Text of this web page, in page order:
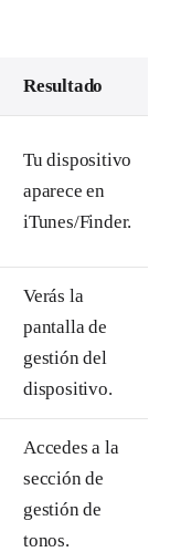
Resultado
Tu dispositivo
aparece en
iTunes/Finder.
Verás la
pantalla de
gestión del
dispositivo.
Accedes a la
sección de
gestión de
tonos.